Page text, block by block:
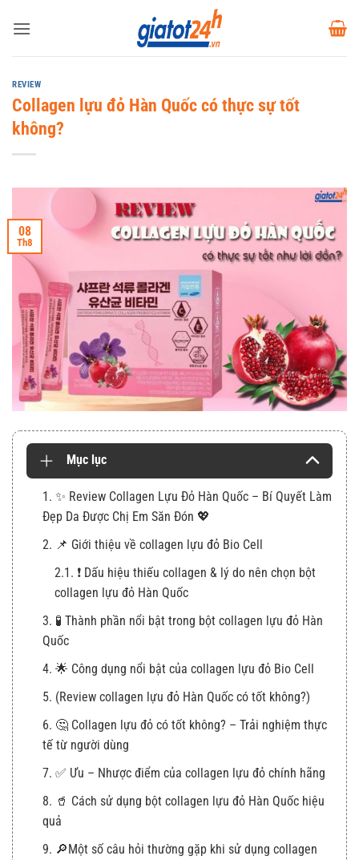
qua
REVIEW
Collagen lựu đỏ Hàn Quốc có thực sự tốt
không?
08
Th8
Mục lục
1. ✨ Review Collagen Lựu Đỏ Hàn Quốc – Bí Quyết Làm
Đẹp Da Được Chị Em Săn Đón 💖
2. 📌 Giới thiệu về collagen lựu đỏ Bio Cell
2.1. ❗ Dấu hiệu thiếu collagen & lý do nên chọn bột
collagen lựu đỏ Hàn Quốc
3. 🧪 Thành phần nổi bật trong bột collagen lựu đỏ Hàn
Quốc
4. 🌟 Công dụng nổi bật của collagen lựu đỏ Bio Cell
5. (Review collagen lựu đỏ Hàn Quốc có tốt không?)
6. 🤔 Collagen lựu đỏ có tốt không? – Trải nghiệm thực
tế từ người dùng
7. ✅ Ưu – Nhược điểm của collagen lựu đỏ chính hãng
8. 🥤 Cách sử dụng bột collagen lựu đỏ Hàn Quốc hiệu
quả
9. 🔎Một số câu hỏi thường gặp khi sử dụng collagen